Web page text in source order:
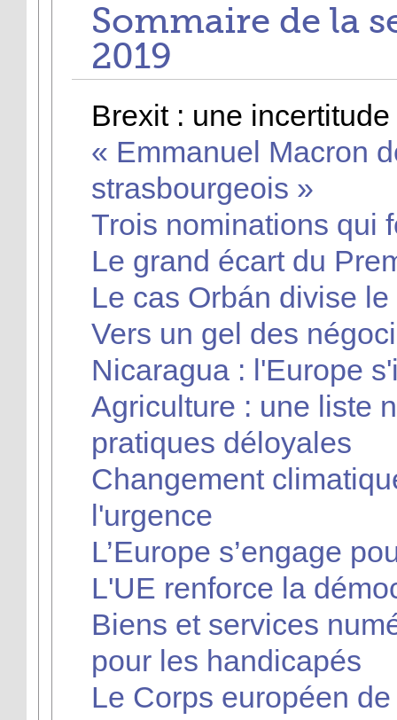
Sommaire de la
2019
Brexit : une
« Emmanuel Macron
strasbourgeois »
Trois nominations qui
Le grand écart du
Le cas Orbán divise
Vers un gel des
Nicaragua : l'Europe
Agriculture : une liste
pratiques déloyales
Changement
l'urgence
L’Europe s’engage
L'UE renforce la
Biens et services
pour les handicapés
Le Corps européen